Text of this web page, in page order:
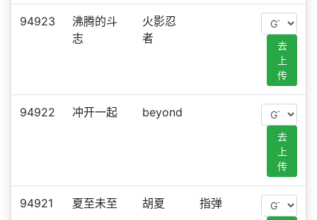
94923
沸腾的斗
志
火影忍
者
去
上
传
94922 冲开一起 beyond
去
上
传
94921 夏至未至 胡夏 指弹